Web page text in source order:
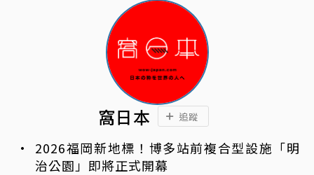
窩日本 追蹤
2026福岡新地標！博多站前複合型設施「明
治公園」即將正式開幕